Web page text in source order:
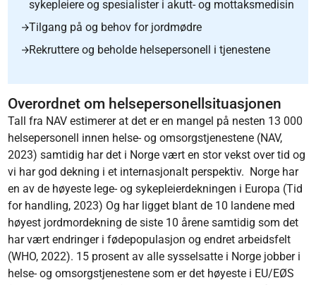
sykepleiere og spesialister i akutt- og mottaksmedisin
Tilgang på og behov for jordmødre
Rekruttere og beholde helsepersonell i tjenestene
Overordnet om helsepersonellsituasjonen
Tall fra NAV estimerer at det er en mangel på nesten 13 000
helsepersonell innen helse- og omsorgstjenestene (NAV,
2023) samtidig har det i Norge vært en stor vekst over tid og
vi har god dekning i et internasjonalt perspektiv. Norge har
en av de høyeste lege- og sykepleierdekningen i Europa (Tid
for handling, 2023) Og har ligget blant de 10 landene med
høyest jordmordekning de siste 10 årene samtidig som det
har vært endringer i fødepopulasjon og endret arbeidsfelt
(WHO, 2022). 15 prosent av alle sysselsatte i Norge jobber i
helse- og omsorgstjenestene som er det høyeste i EU/EØS